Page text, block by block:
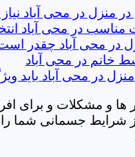
در منزل در محی آباد
مناسب در محی آباد
در محی آباد چقدر
خانم در محی آباد
در محی آباد باید
ها و مشکلات و برای
شرایط جسمانی شما